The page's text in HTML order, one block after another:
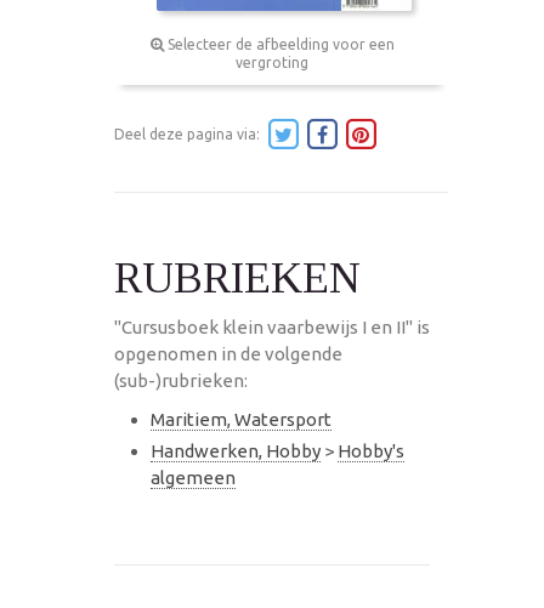
Selecteer de afbeelding voor een
vergroting
Deel deze pagina via:
RUBRIEKEN
"Cursusboek klein vaarbewijs I en II" is
opgenomen in de volgende
(sub-)rubrieken:
Maritiem, Watersport
Handwerken, Hobby > Hobby's
algemeen